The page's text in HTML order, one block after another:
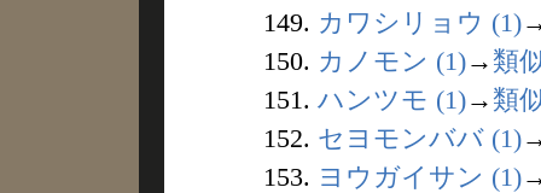
149. カワシリョウ (1)
150. カノモン (1)→ 類
151. ハンツモ (1)→ 類
152. セヨモンババ (1)
153. ヨウガイサン (1)